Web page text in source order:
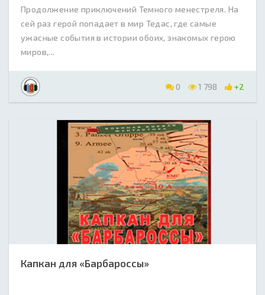
Продолжение приключений Темного менестреля. На
сей раз герой попадает в мир Тедас, где самые
ужасные события в истории обоих, знакомых герою
миров,...
0 1 798 +2
Капкан для «Барбароссы»